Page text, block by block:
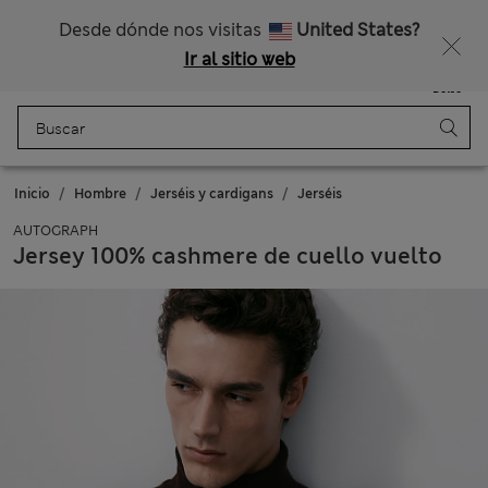
Desde dónde nos visitas
United States?
Ir al sitio web
Bolso
Inicio Hombre Jerséis y cardigans Jerséis
AUTOGRAPH
Jersey 100% cashmere de cuello vuelto